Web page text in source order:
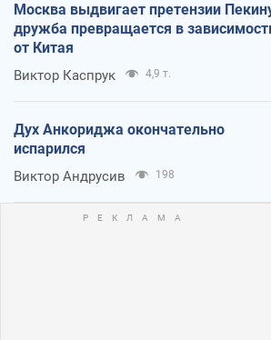
Москва выдвигает претензии
дружба превращается в
от Китая
Виктор Каспрук 4,9 т.
Дух Анкориджа окончательно
испарился
Виктор Андрусив 198